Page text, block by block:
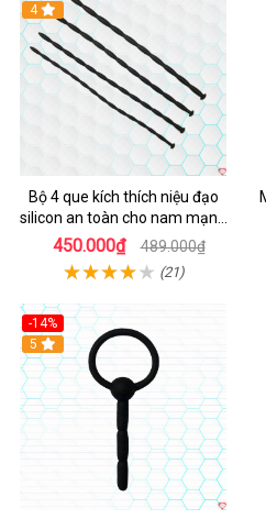
4
Bộ 4 que kích thích niệu đạo
silicon an toàn cho nam mạnh
mẽ
450.000₫ 489.000₫
(21)
-14%
5